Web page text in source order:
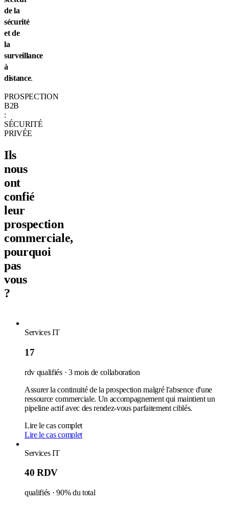
de la
sécurité
et de
la
surveillance
à
distance.
PROSPECTION
B2B
:
SÉCURITÉ
PRIVÉE
Ils
nous
ont
confié
leur
prospection
commerciale,
pourquoi
pas
vous
?
Services IT
17
rdv qualifiés · 3 mois de collaboration
Assurer la continuité de la prospection malgré l'absence d'une
ressource commerciale. Un accompagnement qui maintient un
pipeline actif avec des rendez-vous parfaitement ciblés.
Lire le cas complet
Lire le cas complet
Services IT
40 RDV
qualifiés · 90% du total